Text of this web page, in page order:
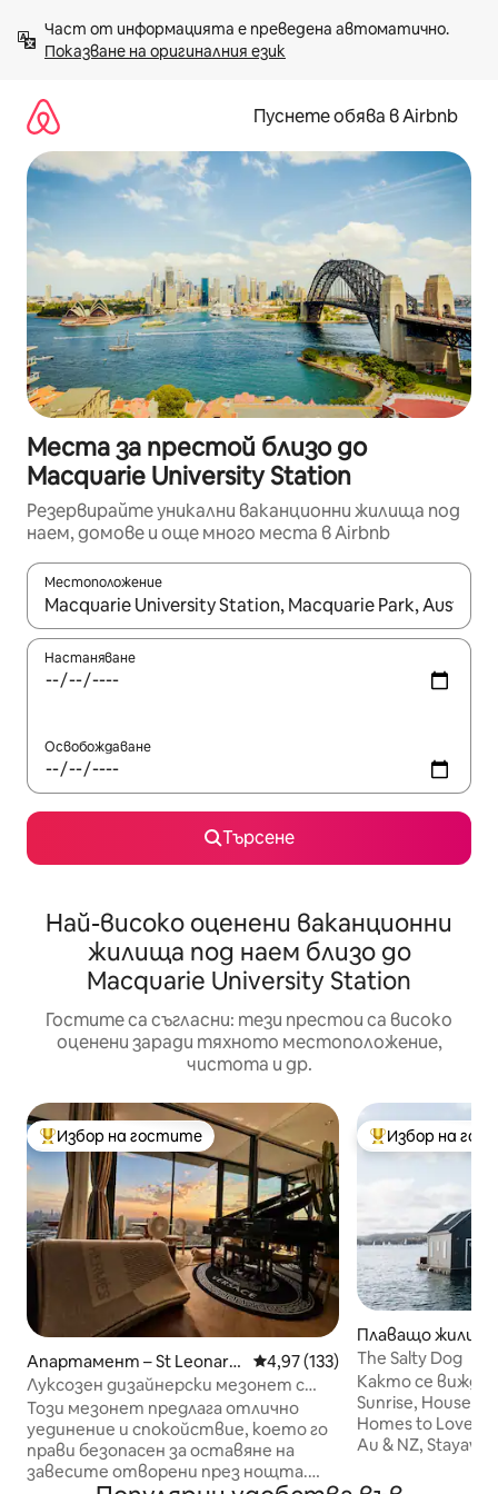
към
съдържанието
Показване на оригиналния език
Пуснете обява в Airbnb
Места за престой близо до
Macquarie University Station
Резервирайте уникални ваканционни жилища под
наем, домове и още много места в Airbnb
Местоположение
Когато резултатите се покажат, използвайте
Настаняване
Освобождаване
Търсене
Най-високо оценени ваканционни
жилища под наем близо до
Macquarie University Station
Гостите са съгласни: тези престои са високо
оценени заради тяхното местоположение,
чистота и др.
Най-популярен избор на гостите
Избор на гостите
Апартамент – St Leonard
s
Средна оценка: 4,97 от 5,
4,97 (133)
Луксозен дизайнерски мезонет с
1 спалня•Изглед към
небостъргачите•Паркинг
Този мезонет предлага отлично
уединение и спокойствие, което го
прави безопасен за оставяне на
завесите отворени през нощта.
Най-популярен
Избор на
Плаващо
рт
The Salty Dog
Както се вижда
Sunrise,
Homes to Love
Au & NZ,
Миризмата на